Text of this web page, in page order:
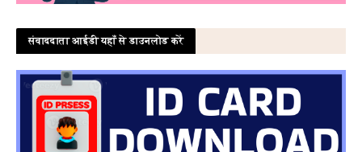
संवाददाता आईडी यहाँ से डाउनलोड करें